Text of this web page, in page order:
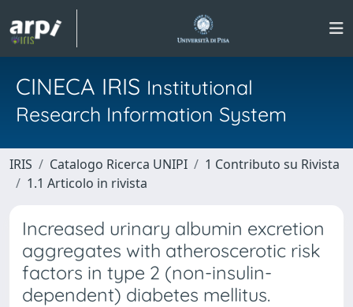
CINECA IRIS Institutional
Research Information System
IRIS Catalogo Ricerca UNIPI
1 Contributo su Rivista
1.1 Articolo in rivista
Increased urinary albumin excretion
aggregates with atheroscerotic risk
factors in type 2 (non-insulin-
dependent) diabetes mellitus.